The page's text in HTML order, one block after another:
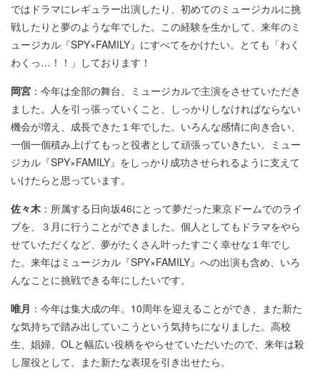
ではドラマにレギュラー出演したり、初めてのミュージカルに挑
戦したりと夢のような年でした。この経験を生かして、来年のミ
ュージカル『SPY×FAMILY』にすべてをかけたい。とても「わく
わくっ…！！」しております！
岡宮 ：今年は全部の舞台、ミュージカルで主演をさせていただき
ました。人を引っ張っていくこと、しっかりしなければならない
機会が増え、成長できた１年でした。いろんな感情に向き合い、
一個一個積み上げてもっと役者として頑張っていきたい。ミュー
ジカル『SPY×FAMILY』をしっかり成功させられるように支えて
いけたらと思っています。
佐々木 ：所属する日向坂46にとって夢だった東京ドームでのライ
ブを、３月に行うことができました。個人としてもドラマをやら
せていただくなど、夢がたくさん叶ったすごく幸せな１年でし
た。来年はミュージカル『SPY×FAMILY』への出演も含め、いろ
んなことに挑戦できる年にしたいです。
唯月 ：今年は集大成の年。10周年を迎えることができ、また新た
な気持ちで踏み出していこうという気持ちになりました。高校
生、娼婦、OLと幅広い役柄をやらせていただいたので、来年は殺
し屋役として、また新たな表現を引き出せたら。